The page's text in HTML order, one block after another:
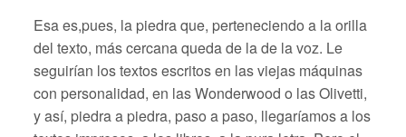
Esa es,pues, la piedra que, perteneciendo a la orilla
del texto, más cercana queda de la de la voz. Le
seguirían los textos escritos en las viejas máquinas
con personalidad, en las Wonderwood o las Olivetti,
y así, piedra a piedra, paso a paso, llegaríamos a los